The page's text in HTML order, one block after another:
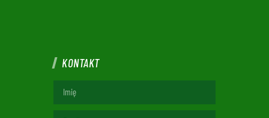
KONTAKT